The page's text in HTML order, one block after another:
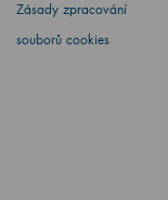
Zásady zpracování
souborů cookies